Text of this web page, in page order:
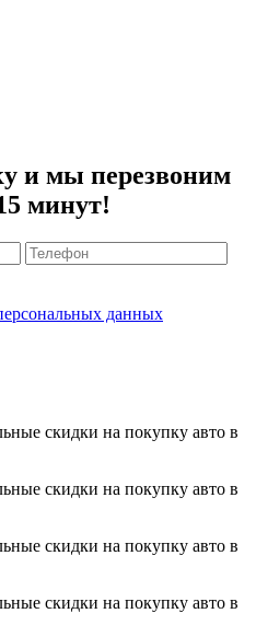
и мы перезвоним
минут!
данных
скидки на покупку авто в
скидки на покупку авто в
скидки на покупку авто в
скидки на покупку авто в